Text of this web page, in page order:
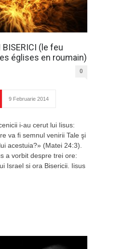
BISERICI (le feu
églises en roumain)
0
9 Februarie 2014
i-au cerut lui Iisus:
va fi semnul venirii Tale şi
acestuia?» (Matei 24:3).
a vorbit despre trei ore:
Israel si ora Bisericii. Iisus